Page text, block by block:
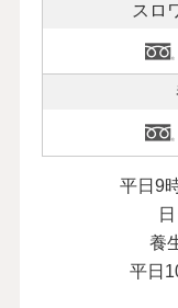
スロ
平日9
養
平日